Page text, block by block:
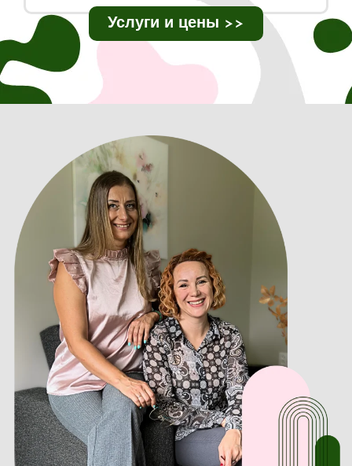
Услуги и цены >>